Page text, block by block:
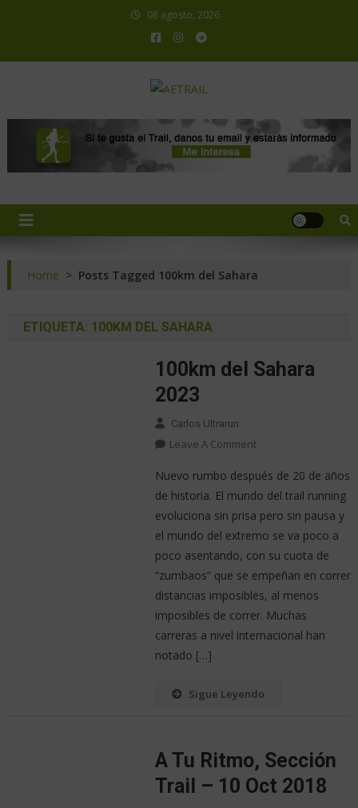
08 agosto, 2026
Home > Posts Tagged 100km del Sahara
ETIQUETA: 100KM DEL SAHARA
100km del Sahara
2023
Carlos Ultrarun
Leave A Comment
Nuevo rumbo después de 20 de años
de historia. El mundo del trail running
evoluciona sin prisa pero sin pausa y
el mundo del extremo se va poco a
poco asentando, con su cuota de
“zumbaos” que se empeñan en correr
distancias imposibles, al menos
imposibles de correr. Muchas
carreras a nivel internacional han
notado […]
Sigue Leyendo
A Tu Ritmo, Sección
Trail – 10 Oct 2018